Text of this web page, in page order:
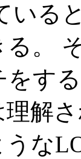
いる
。
す
解
な